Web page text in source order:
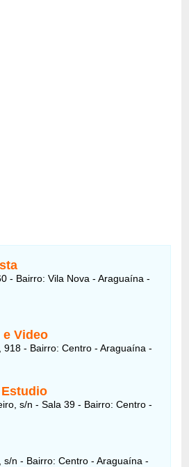
- Bairro: Vila Nova - Araguaína -
Video
918 - Bairro: Centro - Araguaína -
s/n - Sala 39 - Bairro: Centro -
s/n - Bairro: Centro - Araguaína -